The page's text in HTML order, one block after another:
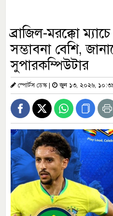
ব্রাজিল-মরক্কো
সম্ভাবনা বেশি,
সুপারকম্পিউটার
স্পোর্টস ডেস্ক| জুন ১৩, ২০২৬,